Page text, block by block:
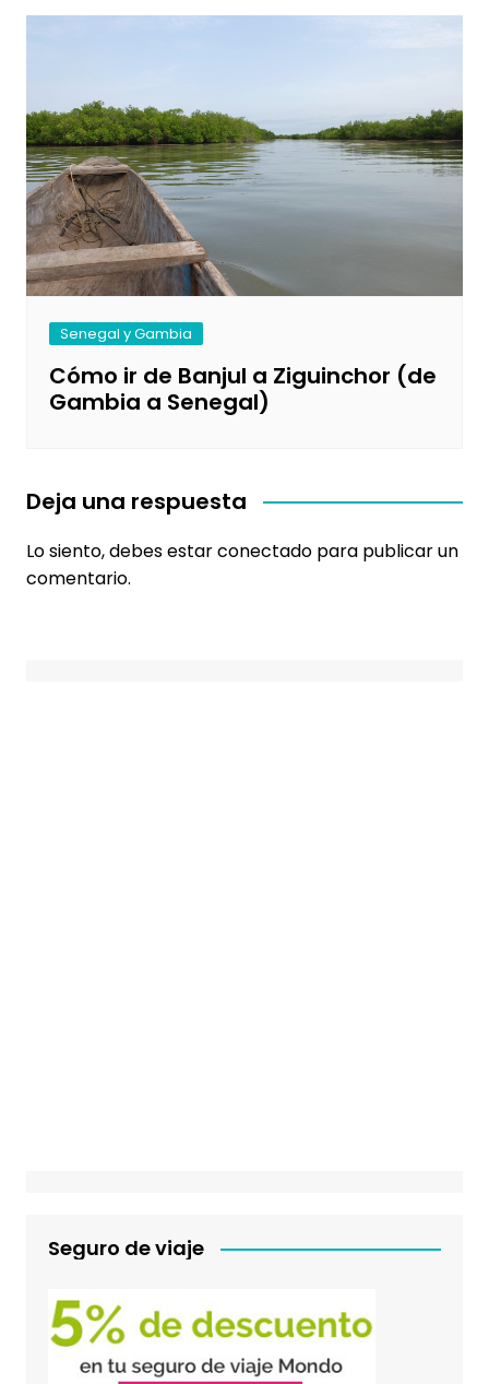
Senegal y Gambia
Cómo ir de Banjul a Ziguinchor (de
Gambia a Senegal)
Deja una respuesta
Lo siento, debes estarconectadopara publicar un
comentario.
Seguro de viaje